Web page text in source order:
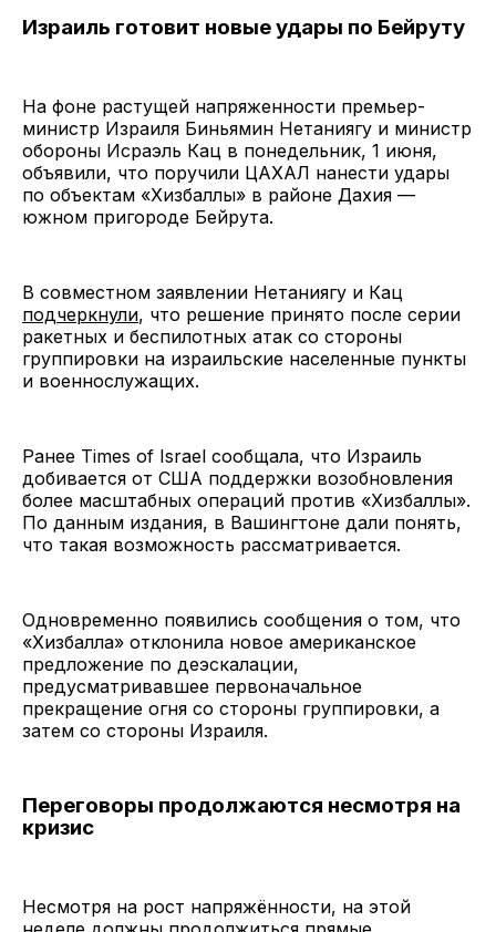
Израиль готовит новые удары по Бейруту
На фоне растущей напряженности премьер-
министр Израиля Биньямин Нетаниягу и министр
обороны Исраэль Кац в понедельник, 1 июня,
объявили, что поручили ЦАХАЛ нанести удары
по объектам «Хизбаллы» в районе Дахия —
южном пригороде Бейрута.
В совместном заявлении Нетаниягу и Кац
подчеркнули, что решение принято после серии
ракетных и беспилотных атак со стороны
группировки на израильские населенные пункты
и военнослужащих.
Ранее Times of Israel сообщала, что Израиль
добивается от США поддержки возобновления
более масштабных операций против «Хизбаллы».
По данным издания, в Вашингтоне дали понять,
что такая возможность рассматривается.
Одновременно появились сообщения о том, что
«Хизбалла» отклонила новое американское
предложение по деэскалации,
предусматривавшее первоначальное
прекращение огня со стороны группировки, а
затем со стороны Израиля.
Переговоры продолжаются несмотря на
кризис
Несмотря на рост напряжённости, на этой